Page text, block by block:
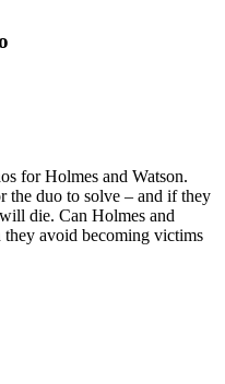
for Holmes and Watson.
the duo to solve – and if they
die. Can Holmes and
they avoid becoming victims